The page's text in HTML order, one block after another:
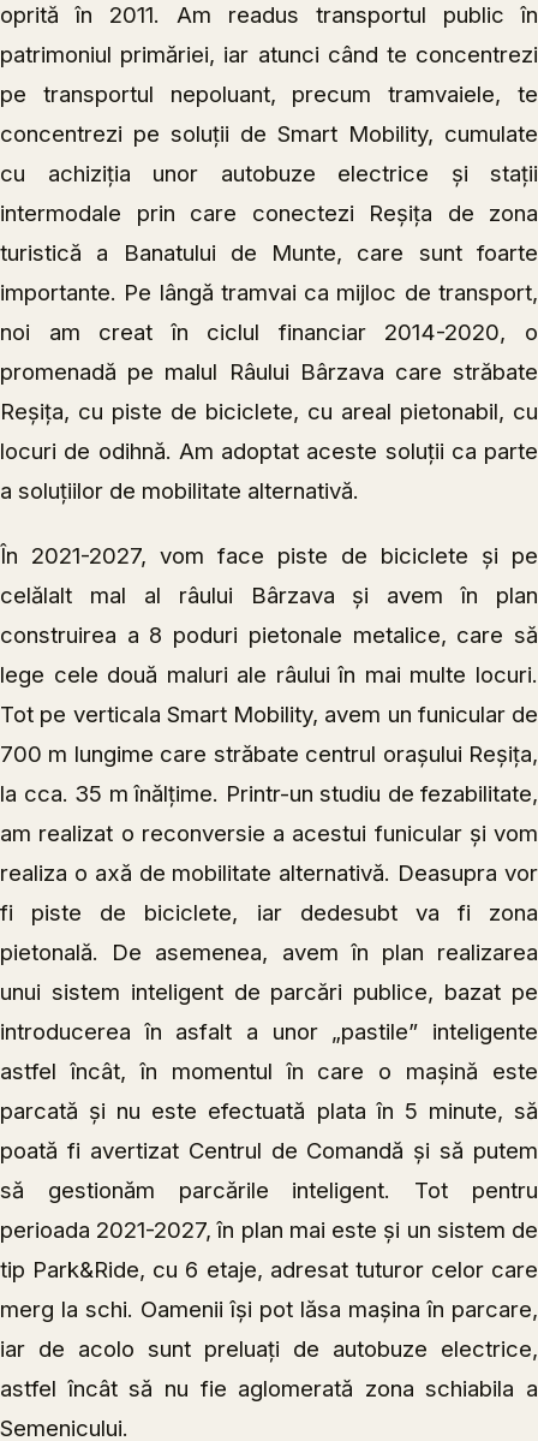
oprită în 2011. Am readus transportul public în
patrimoniul primăriei, iar atunci când te concentrezi
pe transportul nepoluant, precum tramvaiele, te
concentrezi pe soluții de Smart Mobility, cumulate
cu achiziția unor autobuze electrice și stații
intermodale prin care conectezi Reșița de zona
turistică a Banatului de Munte, care sunt foarte
importante. Pe lângă tramvai ca mijloc de transport,
noi am creat în ciclul financiar 2014-2020, o
promenadă pe malul Râului Bârzava care străbate
Reșița, cu piste de biciclete, cu areal pietonabil, cu
locuri de odihnă. Am adoptat aceste soluții ca parte
a soluțiilor de mobilitate alternativă.
În 2021-2027, vom face piste de biciclete și pe
celălalt mal al râului Bârzava și avem în plan
construirea a 8 poduri pietonale metalice, care să
lege cele două maluri ale râului în mai multe locuri.
Tot pe verticala Smart Mobility, avem un funicular de
700 m lungime care străbate centrul orașului Reșița,
la cca. 35 m înălțime. Printr-un studiu de fezabilitate,
am realizat o reconversie a acestui funicular și vom
realiza o axă de mobilitate alternativă. Deasupra vor
fi piste de biciclete, iar dedesubt va fi zona
pietonală. De asemenea, avem în plan realizarea
unui sistem inteligent de parcări publice, bazat pe
introducerea în asfalt a unor „pastile” inteligente
astfel încât, în momentul în care o mașină este
parcată și nu este efectuată plata în 5 minute, să
poată fi avertizat Centrul de Comandă și să putem
să gestionăm parcările inteligent. Tot pentru
perioada 2021-2027, în plan mai este și un sistem de
tip Park&Ride, cu 6 etaje, adresat tuturor celor care
merg la schi. Oamenii își pot lăsa mașina în parcare,
iar de acolo sunt preluați de autobuze electrice,
astfel încât să nu fie aglomerată zona schiabila a
Semenicului.